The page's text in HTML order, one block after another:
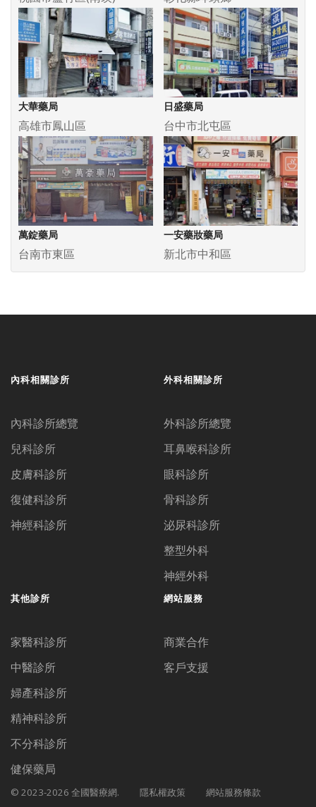
大華藥局
高雄市鳳山區
日盛藥局
台中市北屯區
萬錠藥局
台南市東區
一安藥妝藥局
新北市中和區
內科相關診所
內科診所總覽
兒科診所
皮膚科診所
復健科診所
神經科診所
外科相關診所
外科診所總覽
耳鼻喉科診所
眼科診所
骨科診所
泌尿科診所
整型外科
神經外科
其他診所
家醫科診所
中醫診所
婦產科診所
精神科診所
不分科診所
健保藥局
網站服務
商業合作
客戶支援
© 2023-2026 全國醫療網. 隱私權政策 網站服務條款